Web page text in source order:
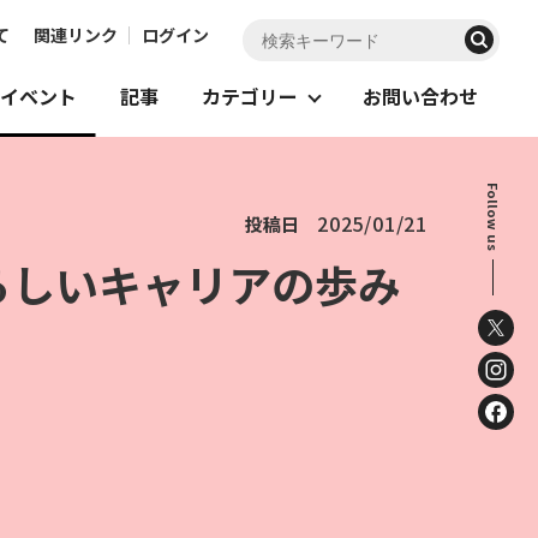
関連リンク ログイン
イベント 記事 カテゴリー お問い合わせ
投稿日 2025/01/21
しいキャリアの歩み
Follow us